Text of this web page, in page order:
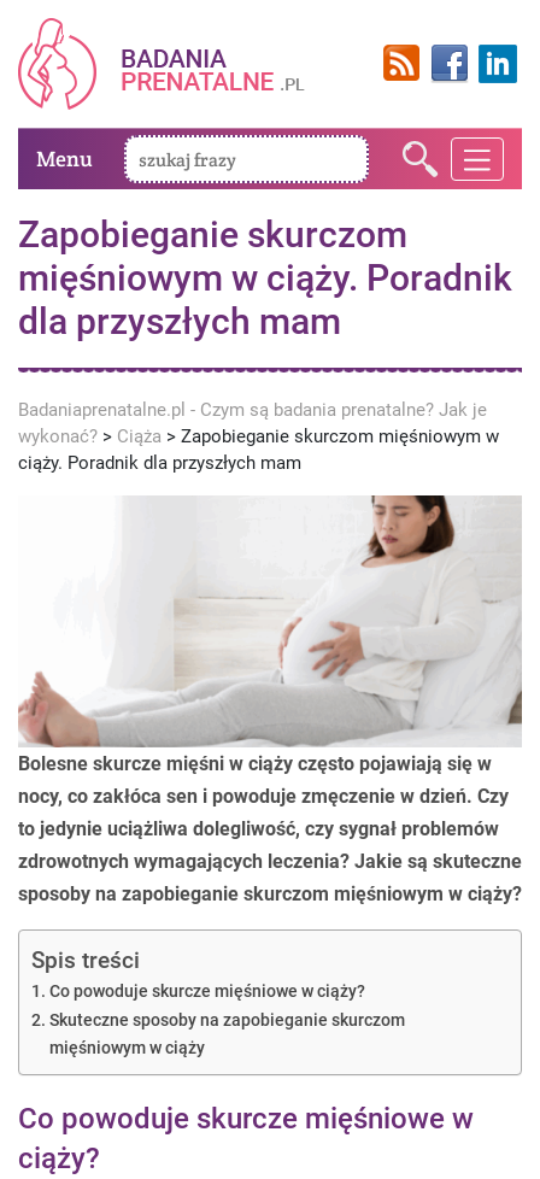
Menu
Zapobieganie skurczom
mięśniowym w ciąży. Poradnik
dla przyszłych mam
Badaniaprenatalne.pl - Czym są badania prenatalne? Jak je
wykonać? > Ciąża > Zapobieganie skurczom mięśniowym w
ciąży. Poradnik dla przyszłych mam
Bolesne skurcze mięśni w ciąży często pojawiają się w
nocy, co zakłóca sen i powoduje zmęczenie w dzień. Czy
to jedynie uciążliwa dolegliwość, czy sygnał problemów
zdrowotnych wymagających leczenia? Jakie są skuteczne
sposoby na zapobieganie skurczom mięśniowym w ciąży?
Spis treści
Co powoduje skurcze mięśniowe w ciąży?
Skuteczne sposoby na zapobieganie skurczom
mięśniowym w ciąży
Co powoduje skurcze mięśniowe w
ciąży?